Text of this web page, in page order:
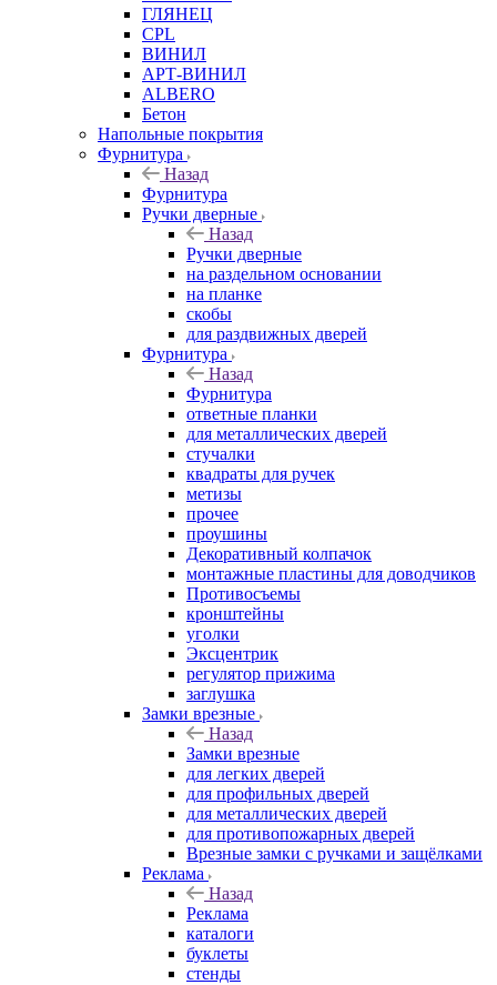
ГЛЯНЕЦ
CPL
ВИНИЛ
АРТ-ВИНИЛ
ALBERO
Бетон
Напольные покрытия
Фурнитура
Назад
Фурнитура
Ручки дверные
Назад
Ручки дверные
на раздельном основании
на планке
скобы
для раздвижных дверей
Фурнитура
Назад
Фурнитура
ответные планки
для металлических дверей
стучалки
квадраты для ручек
метизы
прочее
проушины
Декоративный колпачок
монтажные пластины для доводчиков
Противосъемы
кронштейны
уголки
Эксцентрик
регулятор прижима
заглушка
Замки врезные
Назад
Замки врезные
для легких дверей
для профильных дверей
для металлических дверей
для противопожарных дверей
Врезные замки с ручками и защёлками
Реклама
Назад
Реклама
каталоги
буклеты
стенды